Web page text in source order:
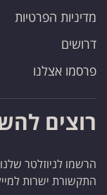
מדיניות הפרטיות
דרושים
פרסמו אצלנו
רוצים
הרשמו לניוזלטר
התקשורת ישרות